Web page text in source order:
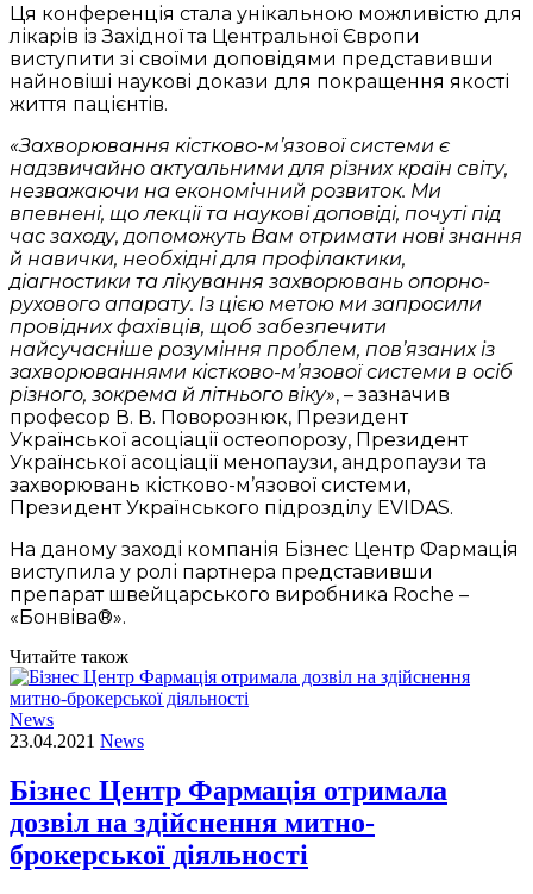
Ця конференція стала унікальною можливістю для
лікарів із Західної та Центральної Європи
виступити зі своїми доповідями представивши
найновіші наукові докази для покращення якості
життя пацієнтів.
«Захворювання кістково-м’язової системи є
надзвичайно актуальними для різних країн світу,
незважаючи на економічний розвиток. Ми
впевнені, що лекції та наукові доповіді, почуті під
час заходу, допоможуть Вам отримати нові знання
й навички, необхідні для профілактики,
діагностики та лікування захворювань опорно-
рухового апарату. Із цією метою ми запросили
провідних фахівців, щоб забезпечити
найсучасніше розуміння проблем, пов’язаних із
захворюваннями кістково-м’язової системи в осіб
різного, зокрема й літнього віку», – зазначив
професор В. В. Поворознюк, Президент
Української асоціації остеопорозу, Президент
Української асоціації менопаузи, андропаузи та
захворювань кістково-м’язової системи,
Президент Українського підрозділу EVIDAS.
На даному заході компанія Бізнес Центр Фармація
виступила у ролі партнера представивши
препарат швейцарського виробника Roche –
«Бонвіва®».
Читайте також
News
23.04.2021 News
Бізнес Центр Фармація отримала
дозвіл на здійснення митно-
брокерської діяльності